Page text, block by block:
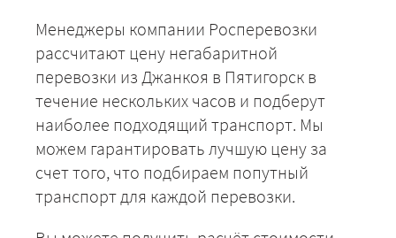
Менеджеры компании Росперевозки
рассчитают цену негабаритной
перевозки из Джанкоя в Пятигорск в
течение нескольких часов и подберут
наиболее подходящий транспорт. Мы
можем гарантировать лучшую цену за
счет того, что подбираем попутный
транспорт для каждой перевозки.